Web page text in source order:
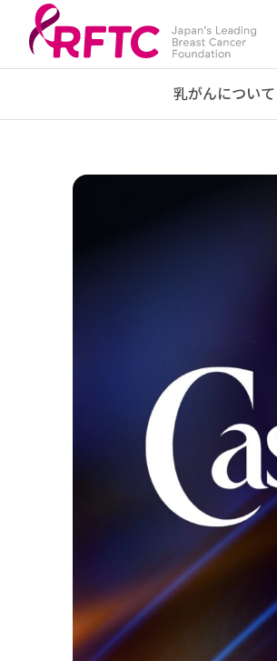
乳がんについて